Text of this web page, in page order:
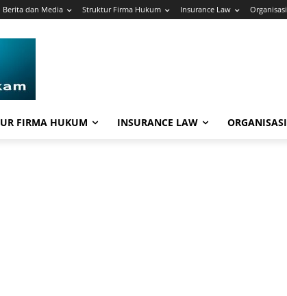
Berita dan Media Struktur Firma Hukum Insurance Law Organisasi
FIRMA HUKUM INSURANCE LAW ORGANISASI